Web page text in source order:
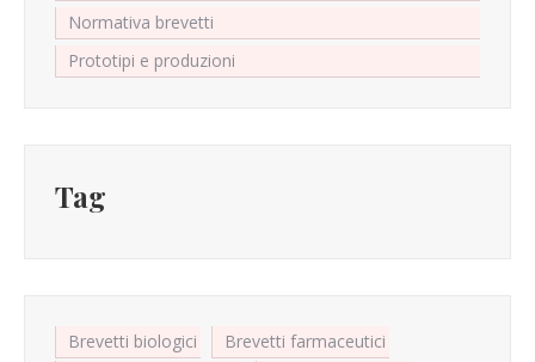
Normativa brevetti
Prototipi e produzioni
Tag
Brevetti biologici
Brevetti farmaceutici